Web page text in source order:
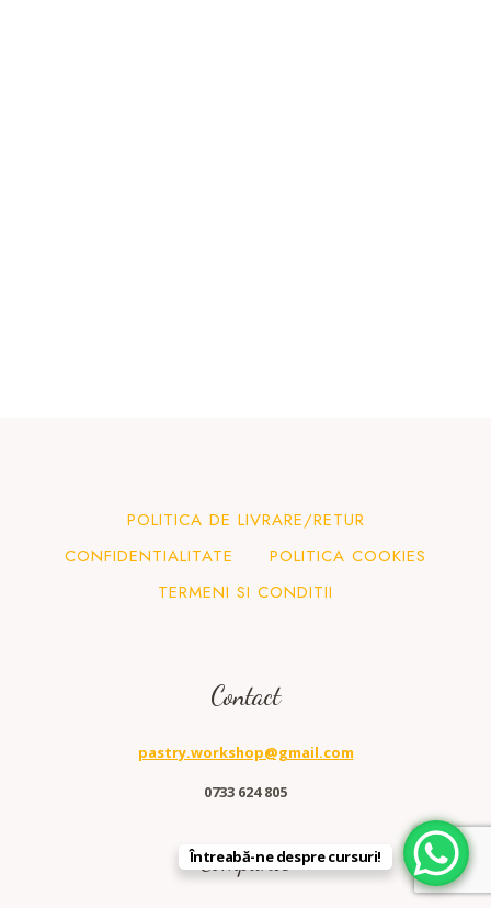
POLITICA DE LIVRARE/RETUR
CONFIDENTIALITATE
POLITICA COOKIES
TERMENI SI CONDITII
Contact
pastry.workshop@gmail.com
0733 624 805
Companie
Întreabă-ne despre cursuri!